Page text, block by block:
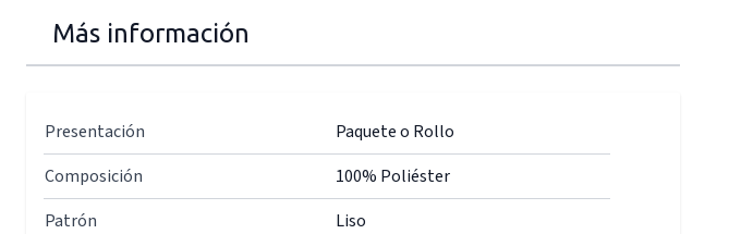
Más información
Presentación
Paquete o Rollo
Composición
100% Poliéster
Patrón
Liso